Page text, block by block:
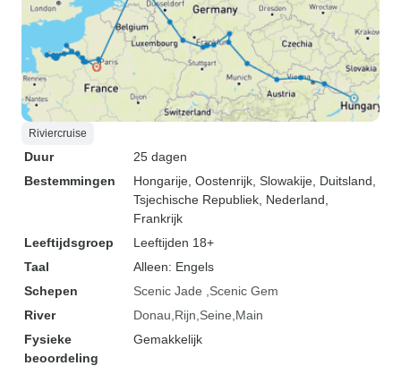
Riviercruise
Duur
25 dagen
Bestemmingen
Hongarije , Oostenrijk , Slowakije , Duitsland
Tsjechische Republiek , Nederland
Frankrijk
Leeftijdsgroep
Leeftijden 18+
Taal
Alleen: Engels
Schepen
Scenic Jade
Scenic Gem
River
Donau Rijn Seine Main
Fysieke
beoordeling
Gemakkelijk